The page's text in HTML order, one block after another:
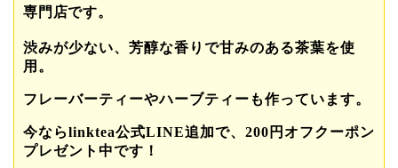
専門店です。
渋みが少ない、芳醇な香りで甘みのある茶葉を使
用。
フレーバーティーやハーブティーも作っています。
今ならlinktea公式LINE追加で、200円オフクーポン
プレゼント中です！